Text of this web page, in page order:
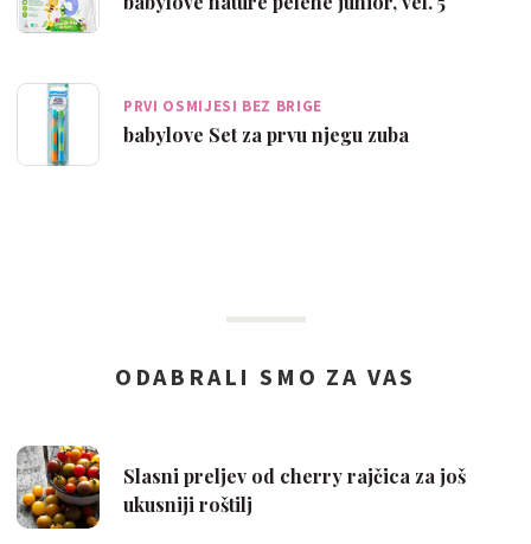
PRVI OSMIJESI BEZ BRIGE
babylove Set za prvu njegu zuba